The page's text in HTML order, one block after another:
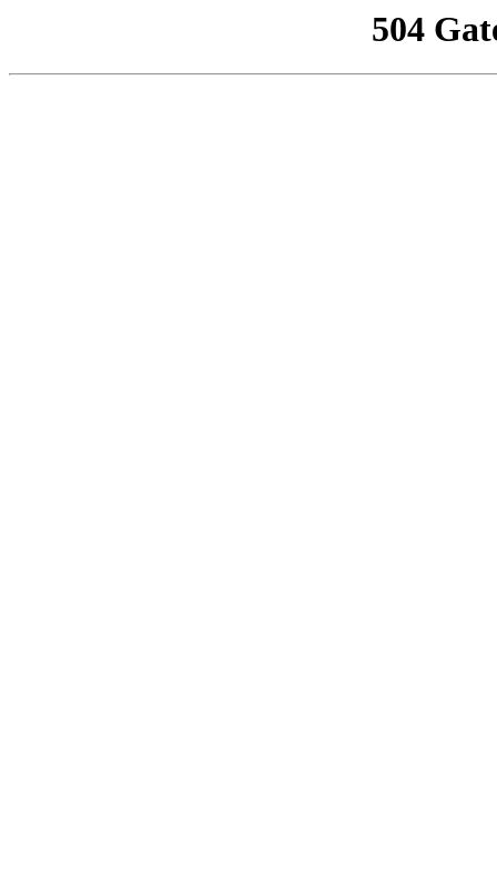
504